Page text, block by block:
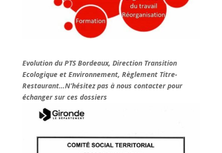
Evolution du PTS Bordeaux, Direction Transition
Ecologique et Environnement, Règlement Titre-
Restaurant…N’hésitez pas à nous contacter pour
échanger sur ces dossiers